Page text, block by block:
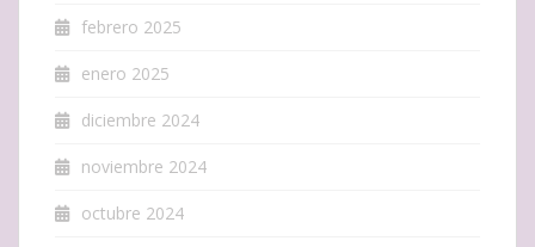
febrero 2025
enero 2025
diciembre 2024
noviembre 2024
octubre 2024